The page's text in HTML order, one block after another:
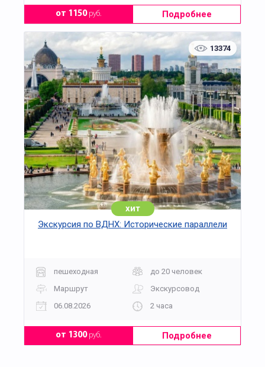
от 1150руб. Подробнее
13374
хит
Экскурсия по ВДНХ: Исторические параллели
пешеходная
до 20 человек
Маршрут
Экскурсовод
06.08.2026
2 часа
от 1300руб. Подробнее